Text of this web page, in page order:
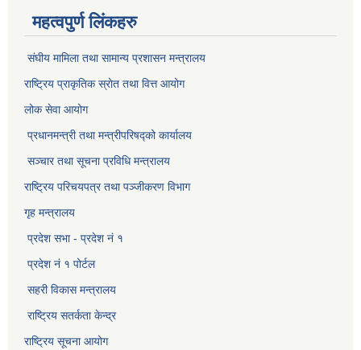
महत्वपुर्ण लिंकहरु
संघीय मामिला तथा सामान्य प्रशासन मन्त्रालय
राष्ट्रिय प्राकृतिक स्राेत तथा वित्त आयोग
लोक सेवा आयोग
प्रधानमन्त्री तथा मन्त्रीपरिषद्को कार्यालय
सञ्‍चार तथा सूचना प्रविधि मन्त्रालय
राष्ट्रिय परिचयपत्र तथा पञ्जीकरण विभाग​
गृह मन्त्रालय
प्रदेश सभा - प्रदेश नं १
प्रदेश नं १ पोर्टल
सहरी विकास मन्त्रालय
राष्ट्रिय सतर्कता केन्द्र
राष्ट्रिय सूचना आयोग